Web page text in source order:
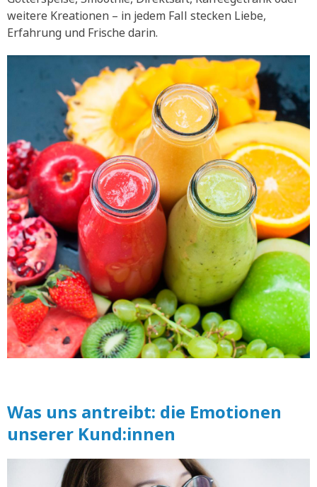
weitere Kreationen – in jedem Fall stecken Liebe,
Erfahrung und Frische darin.
Was uns antreibt: die Emotionen
unserer Kund:innen